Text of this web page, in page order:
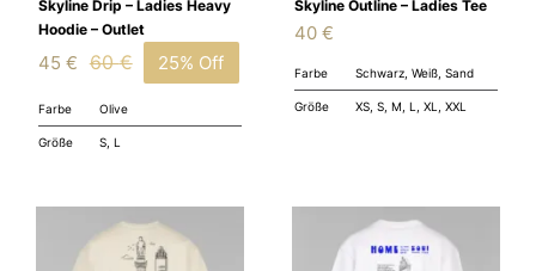
Skyline Drip – Ladies Heavy
Hoodie – Outlet
60€
Ursprünglicher
45 €
Aktueller
25% Off
Farbe Olive
Größe S, L
Skyline Outline – Ladies Tee
40 €
Farbe Schwarz, Weiß, Sand
Größe XS, S, M, L, XL, XXL